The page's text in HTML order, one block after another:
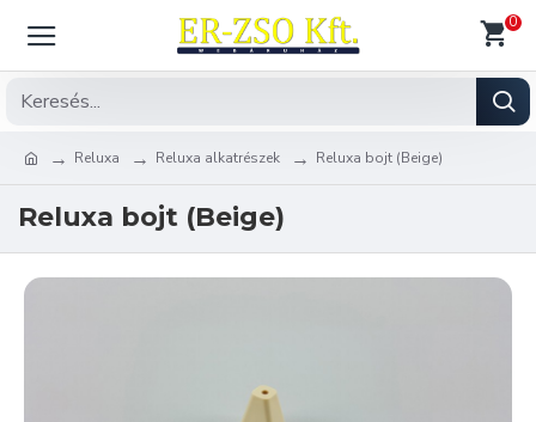
0
Reluxa Reluxa alkatrészek Reluxa bojt (Beige)
Reluxa bojt (Beige)